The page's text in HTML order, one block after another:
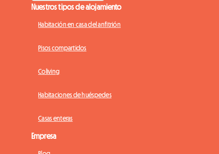
Nuestros tipos de alojamiento
Habitación en casa del anfitrión
Pisos compartidos
Coliving
Habitaciones de huéspedes
Casas enteras
Empresa